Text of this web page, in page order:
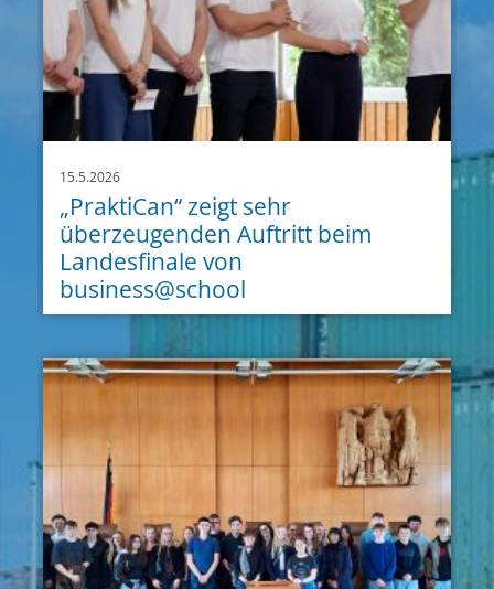
15.5.2026
„PraktiCan“ zeigt sehr
überzeugenden Auftritt beim
Landesfinale von
business@school